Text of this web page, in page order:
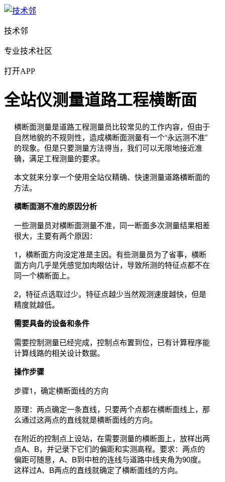
技术邻
专业技术社区
打开APP
全站仪测量道路工程横断面
横断面测量是道路工程测量员比较常见的工作内容，但由于
自然地貌的不规则性，造成横断面测量有一个“永远测不准”
的现象。但是只要测量方法得当，我们可以无限地接近准
确，满足工程测量的要求。
本文就来分享一个使用全站仪精确、快速测量道路横断面的
方法。
横断面测不准的原因分析
一些测量员对横断面测量不准，同一断面多次测量结果相差
很大，主要有两个原因：
1，横断面方向没定准是主因。有些测量员为了省事，横断
面方向几乎是凭感觉加肉眼估计，导致所测的特征点都不在
同一个横断面上。
2，特征点选取过少。特征点越少当然观测速度越快，但是
精度就越低。
需要具备的设备和条件
需要控制测量已经完成，控制点布置到位，已有计算程序能
计算线路的相关设计数据。
操作步骤
步骤1，确定横断面线的方向
原理：两点确定一条直线，只要两个点都在横断面线上，那
么通过这两点的直线就是横断面线的方向。
在附近的控制点上设站，在需要测量的横断面上，放样出两
点A、B，并记录下它们的偏距和实测高程。要求：两点的
偏距可随意，A、B到中桩的连线与道路中线夹角为90度。
这样过A、B两点的直线就确定了横断面线的方向。